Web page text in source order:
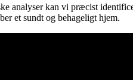
analyser kan vi præcist
et sundt og behageligt hjem.